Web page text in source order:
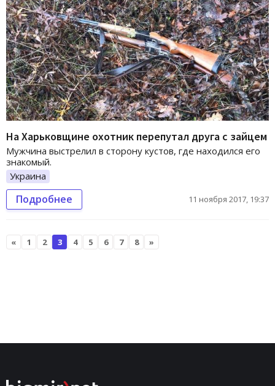
На Харьковщине охотник перепутал друга с зайцем
Мужчина выстрелил в сторону кустов, где находился его
знакомый.
Украина
Подробнее 11 ноября 2017, 19:37
« 1 2 3 4 5 6 7 8 »